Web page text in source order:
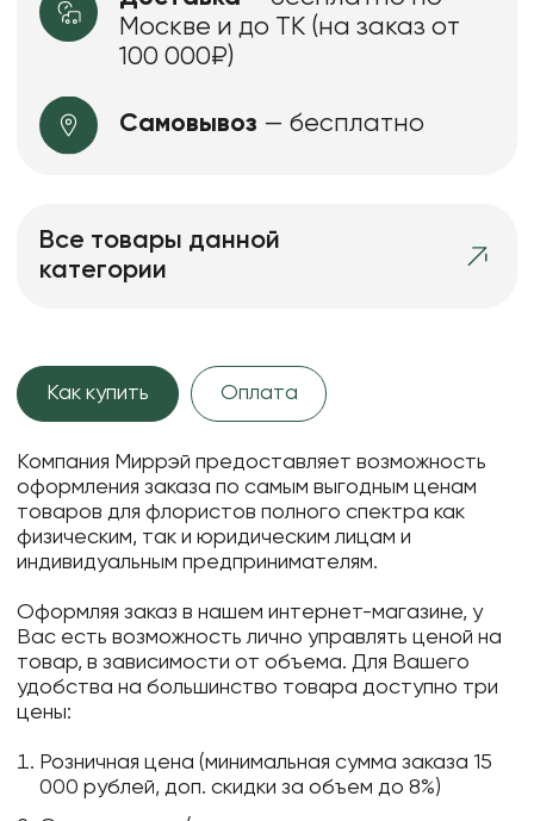
Москве и до ТК (на заказ от
100 000₽)
Самовывоз — бесплатно
Все товары данной
категории
Как купить Оплата
Компания Миррэй предоставляет возможность
оформления заказа по самым выгодным ценам
товаров для флористов полного спектра как
физическим, так и юридическим лицам и
индивидуальным предпринимателям.
Оформляя заказ в нашем интернет-магазине, у
Вас есть возможность лично управлять ценой на
товар, в зависимости от объема. Для Вашего
удобства на большинство товара доступно три
цены:
Розничная цена (минимальная сумма заказа 15
000 рублей, доп. скидки за объем до 8%)